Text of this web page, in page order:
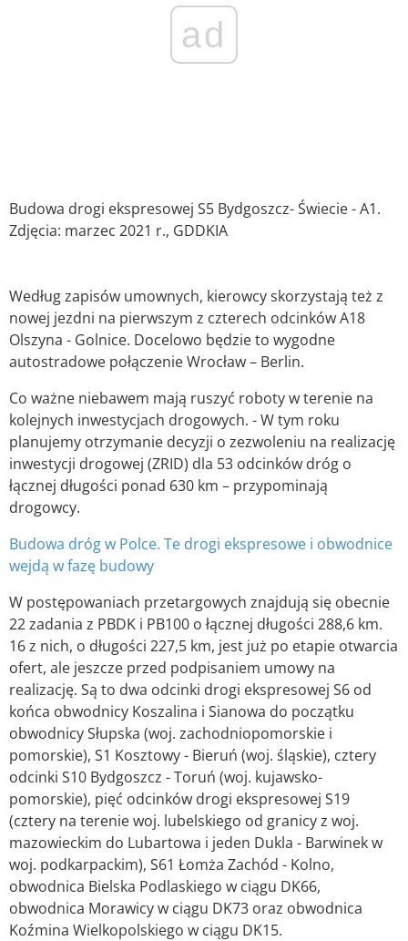
ad
Budowa drogi ekspresowej S5 Bydgoszcz- Świecie - A1.
Zdjęcia: marzec 2021 r., GDDKIA
Według zapisów umownych, kierowcy skorzystają też z
nowej jezdni na pierwszym z czterech odcinków A18
Olszyna - Golnice. Docelowo będzie to wygodne
autostradowe połączenie Wrocław – Berlin.
Co ważne niebawem mają ruszyć roboty w terenie na
kolejnych inwestycjach drogowych. - W tym roku
planujemy otrzymanie decyzji o zezwoleniu na realizację
inwestycji drogowej (ZRID) dla 53 odcinków dróg o
łącznej długości ponad 630 km – przypominają
drogowcy.
Budowa dróg w Polce. Te drogi ekspresowe i obwodnice
wejdą w fazę budowy
W postępowaniach przetargowych znajdują się obecnie
22 zadania z PBDK i PB100 o łącznej długości 288,6 km.
16 z nich, o długości 227,5 km, jest już po etapie otwarcia
ofert, ale jeszcze przed podpisaniem umowy na
realizację. Są to dwa odcinki drogi ekspresowej S6 od
końca obwodnicy Koszalina i Sianowa do początku
obwodnicy Słupska (woj. zachodniopomorskie i
pomorskie), S1 Kosztowy - Bieruń (woj. śląskie), cztery
odcinki S10 Bydgoszcz - Toruń (woj. kujawsko-
pomorskie), pięć odcinków drogi ekspresowej S19
(cztery na terenie woj. lubelskiego od granicy z woj.
mazowieckim do Lubartowa i jeden Dukla - Barwinek w
woj. podkarpackim), S61 Łomża Zachód - Kolno,
obwodnica Bielska Podlaskiego w ciągu DK66,
obwodnica Morawicy w ciągu DK73 oraz obwodnica
Koźmina Wielkopolskiego w ciągu DK15.